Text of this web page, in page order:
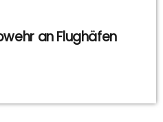
an Flughäfen